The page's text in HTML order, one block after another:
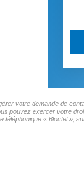
votre demande de
pouvez exercer votre
« Bloctel »,